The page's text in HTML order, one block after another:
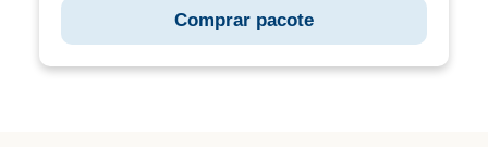
Comprar pacote